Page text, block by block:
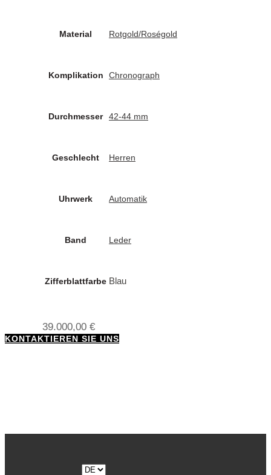
Material Rotgold/Roségold
Komplikation Chronograph
Durchmesser 42-44 mm
Geschlecht Herren
Uhrwerk Automatik
Band Leder
Zifferblattfarbe Blau
39.000,00 €
KONTAKTIEREN SIE UNS
Sprache